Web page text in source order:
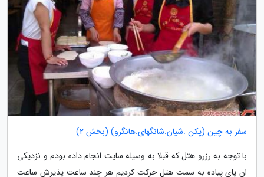
سفر به چین (پکن .شیان.شانگهای.هانگزو) (بخش 2)
با توجه به رزرو هتل که قبلا به وسیله سایت انجام داده بودم و نزدیکی
ان پای پیاده به سمت هتل حرکت کردیم هر چند ساعت پذیرش ساعت